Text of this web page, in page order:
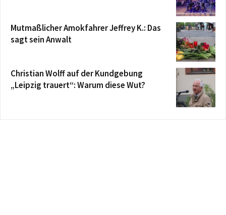
Mutmaßlicher Amokfahrer Jeffrey K.: Das
sagt sein Anwalt
Christian Wolff auf der Kundgebung
„Leipzig trauert“: Warum diese Wut?